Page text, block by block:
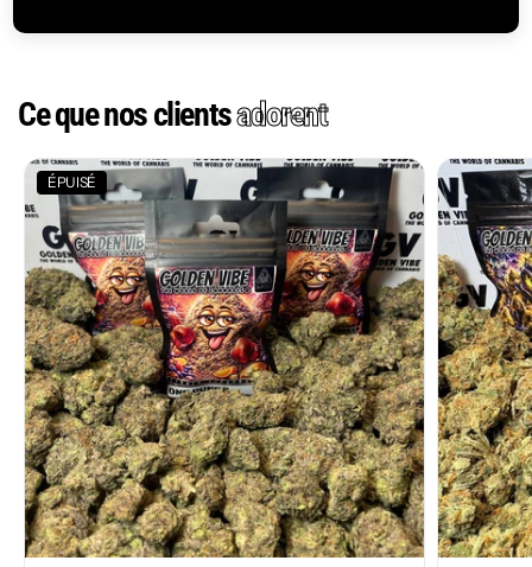
Ce que nos clientsadorent
ÉPUISÉ